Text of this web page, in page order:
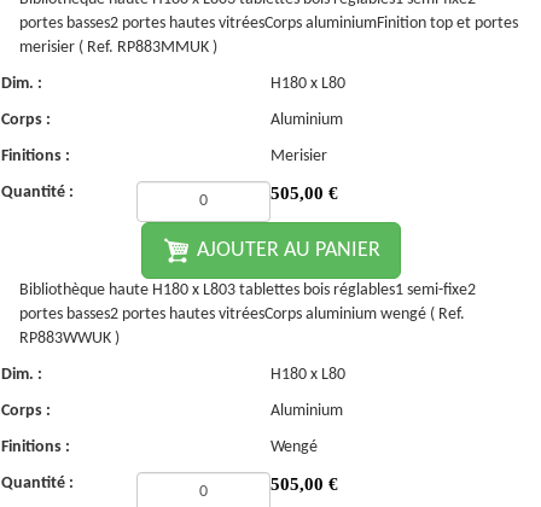
portes basses2 portes hautes vitréesCorps aluminiumFinition top et portes
merisier ( Ref. RP883MMUK )
Dim. :
H180 x L80
Corps :
Aluminium
Finitions :
Merisier
Quantité :
505,00 €
AJOUTER AU PANIER
Bibliothèque haute H180 x L803 tablettes bois réglables1 semi-fixe2
portes basses2 portes hautes vitréesCorps aluminium wengé ( Ref.
RP883WWUK )
Dim. :
H180 x L80
Corps :
Aluminium
Finitions :
Wengé
Quantité :
505,00 €